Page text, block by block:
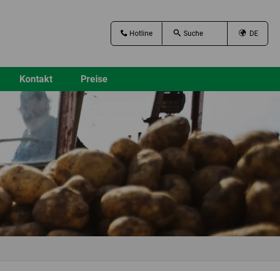
Hotline DE
Kontakt Preise